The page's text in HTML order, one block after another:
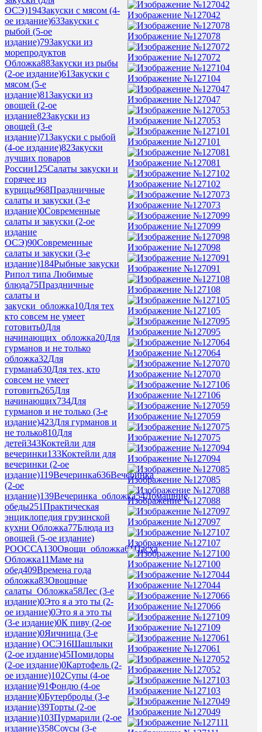
ОСЭ)194Закуски с мясом (4-
ое издание)63Закуски с
рыбой (5-ое
издание)79Закуски из
морепродуктов
Обложка88Закуски из рыбы
(2-ое издание)61Закуски с
мясом (5-е
издание)81Закуски из
овощей (2-ое
издание82Закуски из
овощей (3-е
издание)71Закуски с рыбой
(4-ое издание)82Закуски
лучших поваров
России125Салаты закуски и
горячее из
курицы968Праздничные
салаты и закуски (3-е
издание)0Современные
салаты и закуски (2-ое
издание
ОСЭ)90Современные
салаты и закуски (3-е
издание)184Рыбные закуски
Рипол типа Любимые
блюда75Праздничные
салаты и
закуски_обложка10Для тех
кто совсем не умеет
готовить0Для
начинающих_обложка20Для
гурманов и не только
обложка32Для
гурмана630Для тех, кто
совсем не умеет
готовить265Для
начинающих734Для
гурманов и не только (3-е
издание)423Для гурманов и
не только810Для
детей343Коктейли для
вечеринки133Коктейли для
вечеринки (2-ое
издание)119Вечеринка636Вечеринка
(2-ое
издание)139Вечеринка_обложка54Домашние
обеды251Практическая
энциклопедия грузинской
кухни Обложка77Блюда из
овощей (5-ое издание)
РООССА130Овощи_обложка61Пасха
Обложка11Маме на
обед409Времена года
обложка83Овощные
салаты_Обложка58Лес (3-е
издание)0Это я а это ты (2-
ое издание)0Это я а это ты
(3-е издание)0К пиву (2-ое
издание)0Яичница (3-е
издание) ОСЭ16Шашлыки
(2-ое издание)45Помидоры
(2-ое издание)0Картофель (2-
ое издание)102Супы (4-ое
издание)91Фондю (4-ое
издание)0Бутерброды (3-е
издание)39Торты (2-ое
издание)103Пурмарили (2-ое
издание)358Соусы (3-е
Изображение №127042
Изображение №127078
Изображение №127072
Изображение №127104
Изображение №127047
Изображение №127053
Изображение №127101
Изображение №127081
Изображение №127102
Изображение №127073
Изображение №127099
Изображение №127098
Изображение №127091
Изображение №127108
Изображение №127105
Изображение №127095
Изображение №127064
Изображение №127070
Изображение №127106
Изображение №127059
Изображение №127075
Изображение №127094
Изображение №127085
Изображение №127088
Изображение №127097
Изображение №127107
Изображение №127100
Изображение №127044
Изображение №127066
Изображение №127109
Изображение №127061
Изображение №127052
Изображение №127103
Изображение №127049